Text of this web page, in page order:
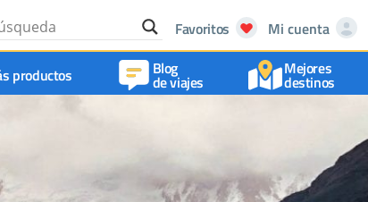
Favoritos
Mi cuenta
productos Blog
de viajes
Mejores
destinos